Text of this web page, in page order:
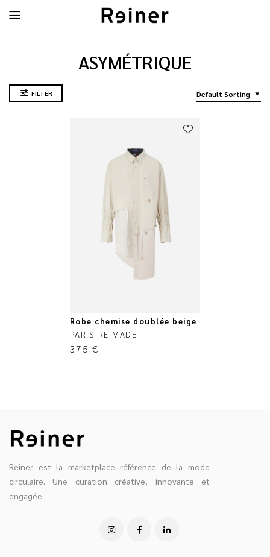
ASYMÉTRIQUE
FILTER Default Sorting
Robe chemise doublée beige
PARIS RE MADE
375 €
Reiner est la marketplace référence de la mode
circulaire. Une curation créative, innovante et
engagée.